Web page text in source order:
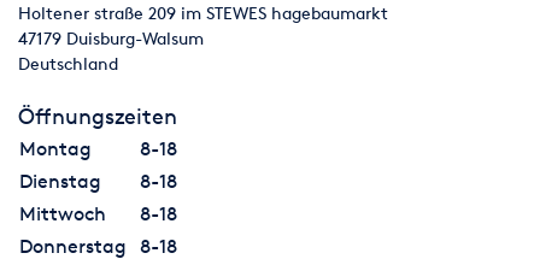
Holtener straße 209 im STEWES hagebaumarkt
47179 Duisburg-Walsum
Deutschland
Öffnungszeiten
Montag
8-18
Dienstag
8-18
Mittwoch
8-18
Donnerstag
8-18